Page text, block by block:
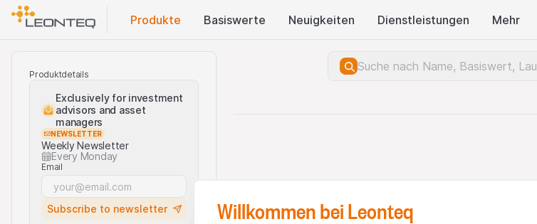
Produkte Basis​werte Neuigkeiten Dienstleistungen Mehr
Produktdetails
Exclusively for investment
advisors and asset
managers
NEWSLETTER
Weekly Newsletter
Every Monday
Email
Subscribe to newsletter Willkommen bei Leonteq